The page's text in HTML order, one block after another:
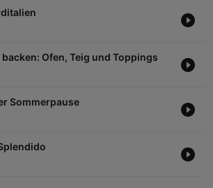
Ofen, Teig und Toppings
Sommerpause